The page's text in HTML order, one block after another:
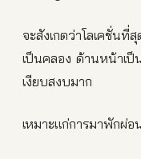
จะสังเกตว่าโลเคชั่น
เป็นคลอง ด้านหน้าเ
เงียบสงบมาก
เหมาะแก่การมาพักผ่อ